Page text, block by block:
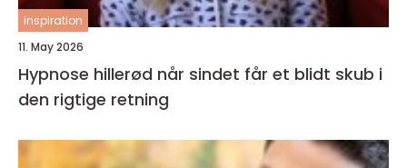
inspiration
11. May 2026
Hypnose hillerød når sindet får et blidt skub i
den rigtige retning